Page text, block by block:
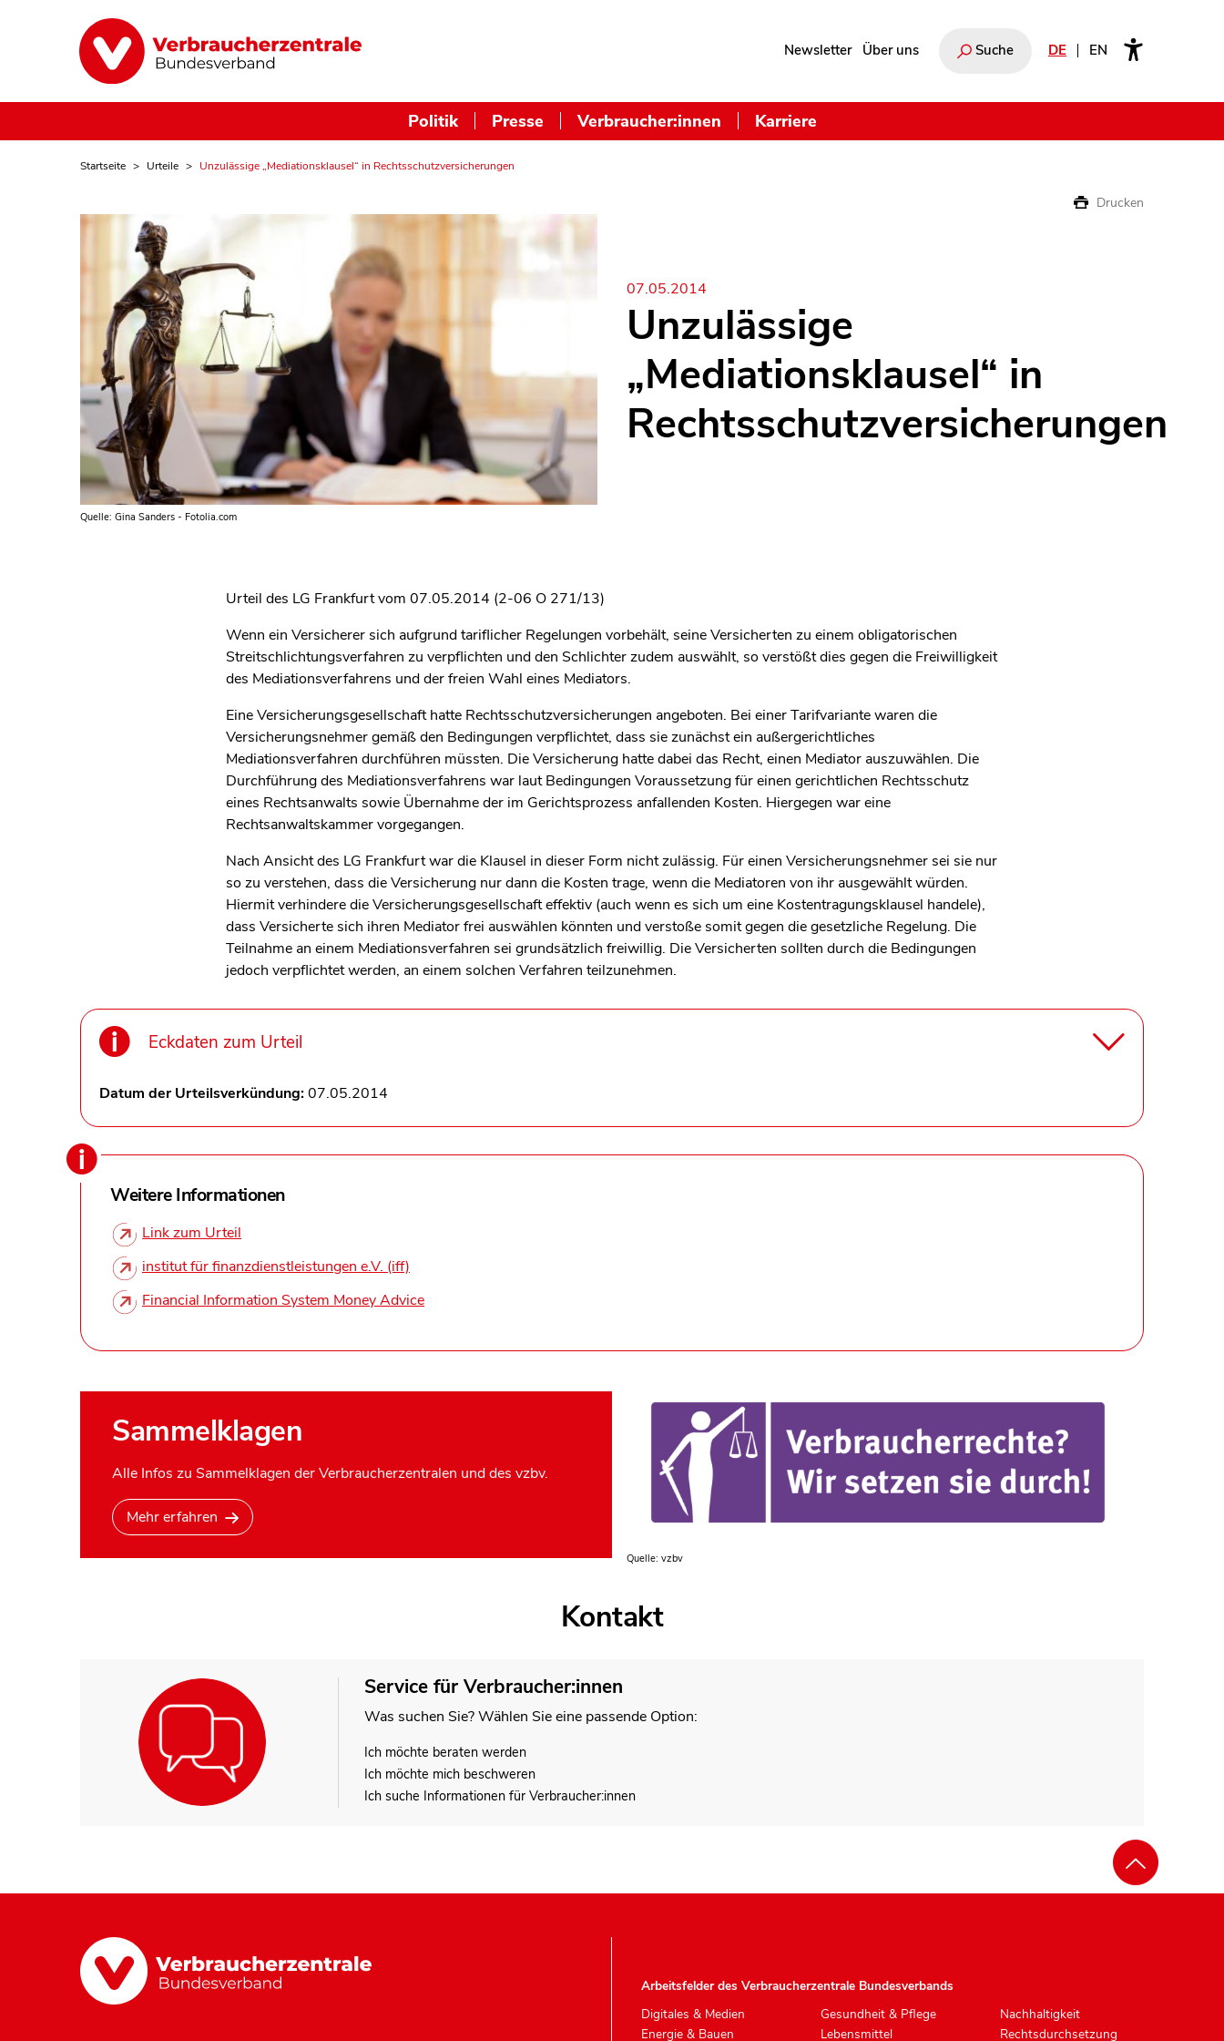
Newsletter Über uns Suche DE EN
Politik Presse Verbraucher:innen Karriere
Startseite Urteile Unzulässige „Mediationsklausel“ in Rechtsschutzversicherungen
Drucken
Quelle: Gina Sanders - Fotolia.com
07.05.2014
Unzulässige
„Mediationsklausel“ in
Rechtsschutzversicherungen
Urteil des LG Frankfurt vom 07.05.2014 (2-06 O 271/13)
Wenn ein Versicherer sich aufgrund tariflicher Regelungen vorbehält, seine Versicherten zu einem obligatorischen
Streitschlichtungsverfahren zu verpflichten und den Schlichter zudem auswählt, so verstößt dies gegen die Freiwilligkeit
des Mediationsverfahrens und der freien Wahl eines Mediators.
Eine Versicherungsgesellschaft hatte Rechtsschutzversicherungen angeboten. Bei einer Tarifvariante waren die
Versicherungsnehmer gemäß den Bedingungen verpflichtet, dass sie zunächst ein außergerichtliches
Mediationsverfahren durchführen müssten. Die Versicherung hatte dabei das Recht, einen Mediator auszuwählen. Die
Durchführung des Mediationsverfahrens war laut Bedingungen Voraussetzung für einen gerichtlichen Rechtsschutz
eines Rechtsanwalts sowie Übernahme der im Gerichtsprozess anfallenden Kosten. Hiergegen war eine
Rechtsanwaltskammer vorgegangen.
Nach Ansicht des LG Frankfurt war die Klausel in dieser Form nicht zulässig. Für einen Versicherungsnehmer sei sie nur
so zu verstehen, dass die Versicherung nur dann die Kosten trage, wenn die Mediatoren von ihr ausgewählt würden.
Hiermit verhindere die Versicherungsgesellschaft effektiv (auch wenn es sich um eine Kostentragungsklausel handele),
dass Versicherte sich ihren Mediator frei auswählen könnten und verstoße somit gegen die gesetzliche Regelung. Die
Teilnahme an einem Mediationsverfahren sei grundsätzlich freiwillig. Die Versicherten sollten durch die Bedingungen
jedoch verpflichtet werden, an einem solchen Verfahren teilzunehmen.
Eckdaten zum Urteil
Datum der Urteilsverkündung:07.05.2014
Weitere Informationen
Link zum Urteil
institut für finanzdienstleistungen e.V. (iff)
Financial Information System Money Advice
Sammelklagen
Alle Infos zu Sammelklagen der Verbraucherzentralen und des vzbv.
Mehr erfahren
Quelle: vzbv
Kontakt
Service für Verbraucher:innen
Was suchen Sie? Wählen Sie eine passende Option:
Ich möchte beraten werden
Ich möchte mich beschweren
Ich suche Informationen für Verbraucher:innen
Arbeitsfelder des Verbraucherzentrale Bundesverbands
Digitales & Medien
Energie & Bauen
Gesundheit & Pflege
Lebensmittel
Nachhaltigkeit
Rechtsdurchsetzung